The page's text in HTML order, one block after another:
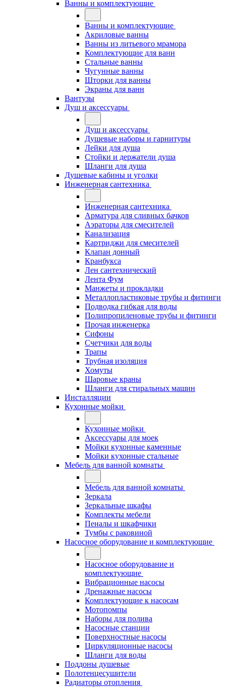
Ванны и комплектующие
Ванны и комплектующие
Акриловые ванны
Ванны из литьевого мрамора
Комплектующие для ванн
Стальные ванны
Чугунные ванны
Шторки для ванны
Экраны для ванн
Вантузы
Душ и аксессуары
Душ и аксессуары
Душевые наборы и гарнитуры
Лейки для душа
Стойки и держатели душа
Шланги для душа
Душевые кабины и уголки
Инженерная сантехника
Инженерная сантехника
Арматура для сливных бачков
Аэраторы для смесителей
Канализация
Картриджи для смесителей
Клапан донный
Кранбукса
Лен сантехнический
Лента Фум
Манжеты и прокладки
Металлопластиковые трубы и фитинги
Подводка гибкая для воды
Полипропиленовые трубы и фитинги
Прочая инженерка
Сифоны
Счетчики для воды
Трапы
Трубная изоляция
Хомуты
Шаровые краны
Шланги для стиральных машин
Инсталляции
Кухонные мойки
Кухонные мойки
Аксессуары для моек
Мойки кухонные каменные
Мойки кухонные стальные
Мебель для ванной комнаты
Мебель для ванной комнаты
Зеркала
Зеркальные шкафы
Комплекты мебели
Пеналы и шкафчики
Тумбы с раковиной
Насосное оборудование и комплектующие
Насосное оборудование и
комплектующие
Вибрационные насосы
Дренажные насосы
Комплектующие к насосам
Мотопомпы
Наборы для полива
Насосные станции
Поверхностные насосы
Циркуляционные насосы
Шланги для воды
Поддоны душевые
Полотенцесушители
Радиаторы отопления